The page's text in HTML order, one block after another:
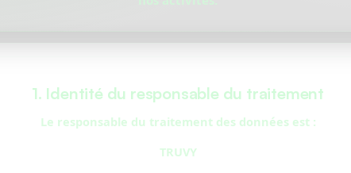
1. Identité du responsable du traitement
Le responsable du traitement des données est :
TRUVY